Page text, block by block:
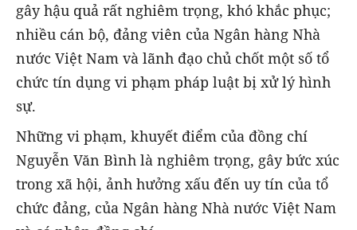
gây hậu quả rất nghiêm trọng, khó khắc phục;
nhiều cán bộ, đảng viên của Ngân hàng Nhà
nước Việt Nam và lãnh đạo chủ chốt một số tổ
chức tín dụng vi phạm pháp luật bị xử lý hình
sự.
Những vi phạm, khuyết điểm của đồng chí
Nguyễn Văn Bình là nghiêm trọng, gây bức xúc
trong xã hội, ảnh hưởng xấu đến uy tín của tổ
chức đảng, của Ngân hàng Nhà nước Việt Nam